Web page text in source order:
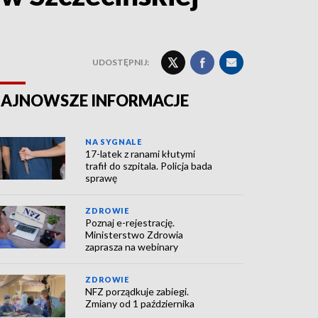
UDOSTĘPNIJ:
INFORMACJE
NA SYGNALE
17-latek z ranami kłutymi
trafił do szpitala. Policja bada
sprawę
ZDROWIE
Poznaj e-rejestrację.
Ministerstwo Zdrowia
zaprasza na webinary
ZDROWIE
NFZ porządkuje zabiegi.
Zmiany od 1 października